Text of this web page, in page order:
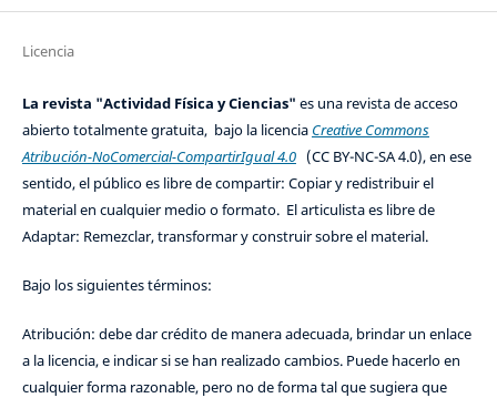
Licencia
La revista "Actividad Física y Ciencias" es una revista de acceso
abierto totalmente gratuita, bajo la licencia Creative Commons
Atribución-NoComercial-CompartirIgual 4.0(CC BY-NC-SA 4.0), en ese
sentido, el público es libre de compartir: Copiar y redistribuir el
material en cualquier medio o formato. El articulista es libre de
Adaptar: Remezclar, transformar y construir sobre el material.
Bajo los siguientes términos:
Atribución: debe dar crédito de manera adecuada, brindar un enlace
a la licencia, e indicar si se han realizado cambios. Puede hacerlo en
cualquier forma razonable, pero no de forma tal que sugiera que